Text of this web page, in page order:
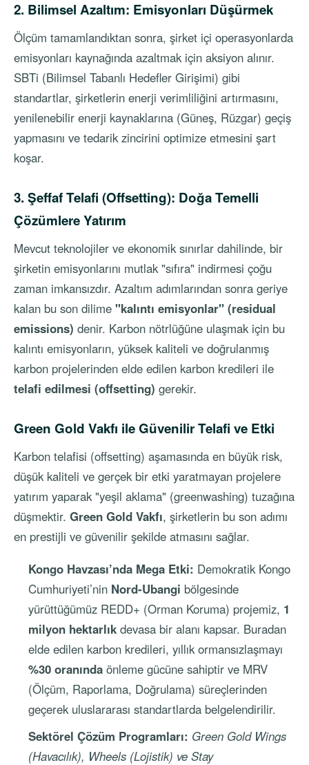
2. Bilimsel Azaltım: Emisyonları Düşürmek
Ölçüm tamamlandıktan sonra, şirket içi operasyonlarda
emisyonları kaynağında azaltmak için aksiyon alınır.
SBTi (Bilimsel Tabanlı Hedefler Girişimi) gibi
standartlar, şirketlerin enerji verimliliğini artırmasını,
yenilenebilir enerji kaynaklarına (Güneş, Rüzgar) geçiş
yapmasını ve tedarik zincirini optimize etmesini şart
koşar.
3. Şeffaf Telafi (Offsetting): Doğa Temelli
Çözümlere Yatırım
Mevcut teknolojiler ve ekonomik sınırlar dahilinde, bir
şirketin emisyonlarını mutlak "sıfıra" indirmesi çoğu
zaman imkansızdır. Azaltım adımlarından sonra geriye
kalan bu son dilime "kalıntı emisyonlar" (residual
emissions) denir. Karbon nötrlüğüne ulaşmak için bu
kalıntı emisyonların, yüksek kaliteli ve doğrulanmış
karbon projelerinden elde edilen karbon kredileri ile
telafi edilmesi (offsetting) gerekir.
Green Gold Vakfı ile Güvenilir Telafi ve Etki
Karbon telafisi (offsetting) aşamasında en büyük risk,
düşük kaliteli ve gerçek bir etki yaratmayan projelere
yatırım yaparak "yeşil aklama" (greenwashing) tuzağına
düşmektir. Green Gold Vakfı, şirketlerin bu son adımı
en prestijli ve güvenilir şekilde atmasını sağlar.
Kongo Havzası’nda Mega Etki: Demokratik Kongo
Cumhuriyeti’nin Nord-Ubangi bölgesinde
yürüttüğümüz REDD+ (Orman Koruma) projemiz, 1
milyon hektarlık devasa bir alanı kapsar. Buradan
elde edilen karbon kredileri, yıllık ormansızlaşmayı
%30 oranında önleme gücüne sahiptir ve MRV
(Ölçüm, Raporlama, Doğrulama) süreçlerinden
geçerek uluslararası standartlarda belgelendirilir.
Sektörel Çözüm Programları: Green Gold Wings
(Havacılık), Wheels (Lojistik) ve Stay